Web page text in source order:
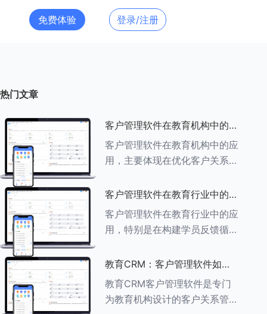
免费体验 登录/注册
热门文章
客户管理软件在教育机构中的应
用探索
客户管理软件在教育机构中的应
用，主要体现在优化客户关系管
作效率及促进业务增长等多个方
面。以下是对客户管理软件在教
育机构中应用的具体探索：
###一、
客户管理软件在教育行业中的学
员反馈循环机制
客户管理软件在教育行业中的应
用，特别是在构建学员反馈循环
用。以下是对客户管理软件在教
育行业中学员反馈循环机制的详
细分析： ###一、学员反馈循
环机制
教育CRM：客户管理软件如何
助力教育机构实现可持续发展
教育CRM客户管理软件是专门
为教育机构设计的客户关系管理